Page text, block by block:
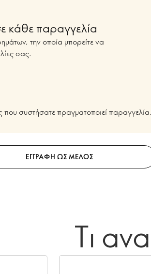
κάθε παραγγελία
την οποία μπορείτε να
σας.
που συστήσατε πραγματοποιεί παραγγελία.
ΕΓΓΡΑΦΗ ΩΣ ΜΕΛΟΣ
Τι